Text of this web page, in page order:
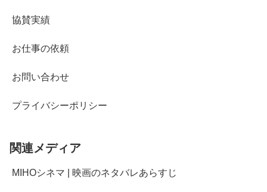
協賛実績
お仕事の依頼
お問い合わせ
プライバシーポリシー
関連メディア
MIHOシネマ | 映画のネタバレあらすじ